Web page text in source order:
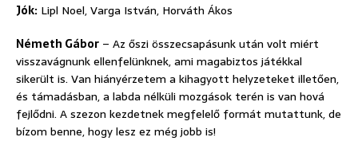
Jók: Lipl Noel, Varga István, Horváth Ákos
Németh Gábor – Az őszi összecsapásunk után volt miért
visszavágnunk ellenfelünknek, ami magabiztos játékkal
sikerült is. Van hiányérzetem a kihagyott helyzeteket illetően,
és támadásban, a labda nélküli mozgások terén is van hová
fejlődni. A szezon kezdetnek megfelelő formát mutattunk, de
bízom benne, hogy lesz ez még jobb is!